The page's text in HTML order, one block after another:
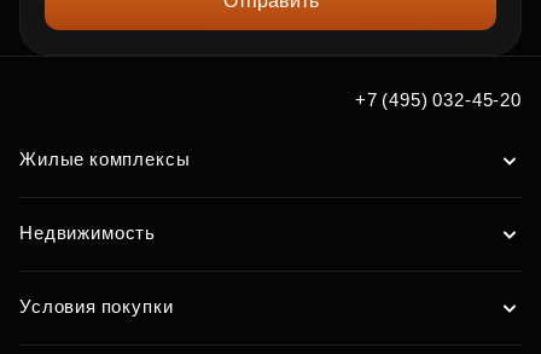
+7 (495) 032-45-20
Жилые комплексы
Недвижимость
Условия покупки